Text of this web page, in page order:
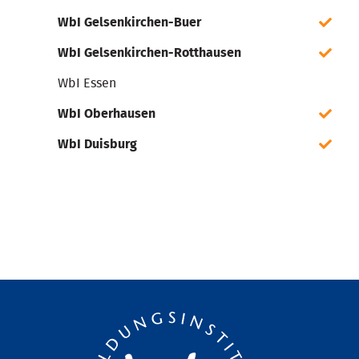
WbI Gelsenkirchen-Buer
WbI Gelsenkirchen-Rotthausen
WbI Essen
WbI Oberhausen
WbI Duisburg